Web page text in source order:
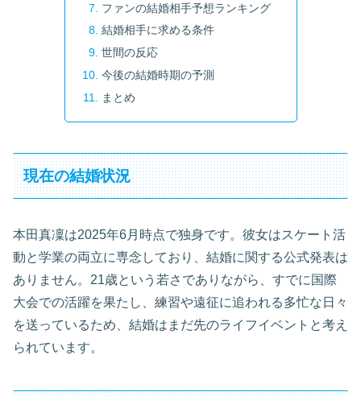
ファンの結婚相手予想ランキング
結婚相手に求める条件
世間の反応
今後の結婚時期の予測
まとめ
現在の結婚状況
本田真凜は2025年6月時点で独身です。彼女はスケート活
動と学業の両立に専念しており、結婚に関する公式発表は
ありません。21歳という若さでありながら、すでに国際
大会での活躍を果たし、練習や遠征に追われる多忙な日々
を送っているため、結婚はまだ先のライフイベントと考え
られています。